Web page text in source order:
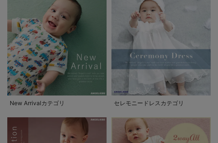
New Arrivalカテゴリ セレモニードレスカテゴリ